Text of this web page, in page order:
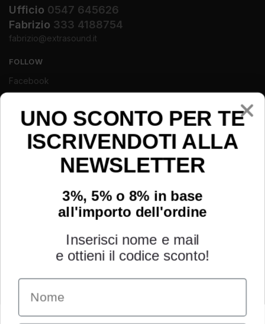
Ufficio 0547 645626
Fabrizio 333 4188754
fabrizio@extrasound.it
FOLLOW
Facebook
Instagram
Youtube
INFORMAZIONI
Chi siamo
UNO SCONTO PER TE
ISCRIVENDOTI ALLA
NEWSLETTER
3%, 5% o 8% in base
all'importo dell'ordine
Inserisci nome e mail
e ottieni il codice sconto!
Name